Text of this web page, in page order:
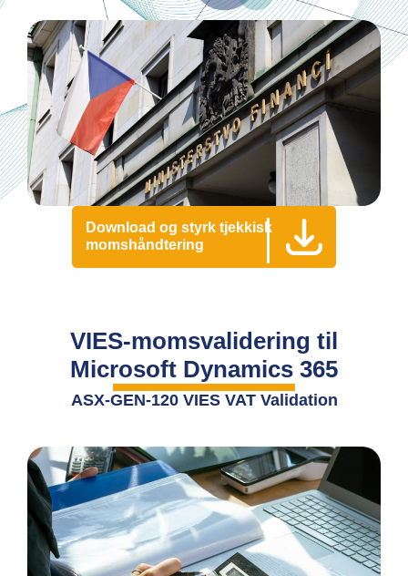
Download og styrk tjekkisk
momshåndtering
VIES-momsvalidering til
Microsoft Dynamics 365
ASX-GEN-120 VIES VAT Validation